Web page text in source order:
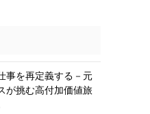
事を再定義する－元
が挑む高付加価値旅